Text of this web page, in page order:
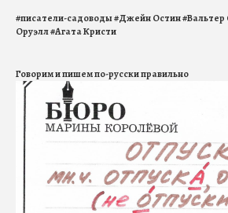
#писатели-садоводы#Джейн Остин#Вальтер
Оруэлл#Агата Кристи
Говорим и пишем по-русски правильно